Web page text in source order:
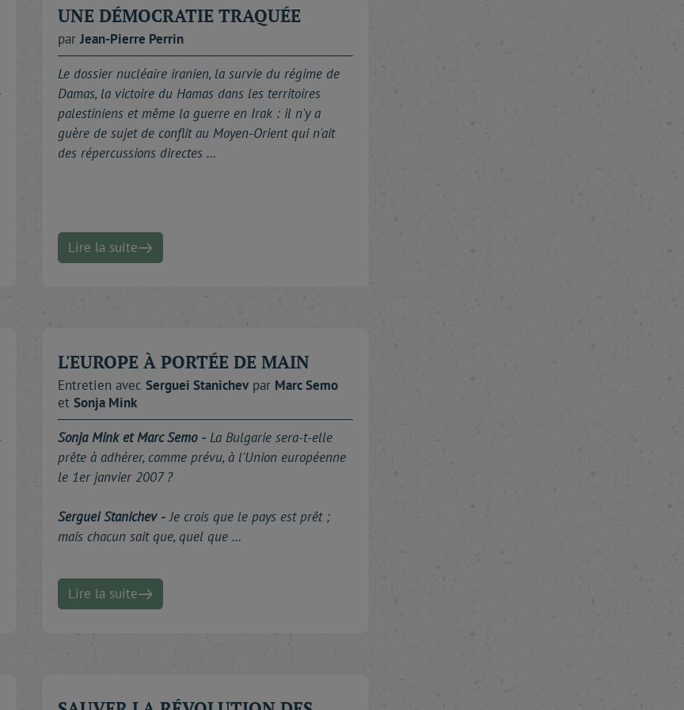
UNE DÉMOCRATIE TRAQUÉE
parJean-Pierre Perrin
Le dossier nucléaire iranien, la survie du régime de
Damas, la victoire du Hamas dans les territoires
palestiniens et même la guerre en Irak : il n'y a
guère de sujet de conflit au Moyen-Orient qui n'ait
des répercussions directes …
Lire la suite
L'EUROPE À PORTÉE DE MAIN
Entretien avec Serguei Stanichev par MarcSemo
et Sonja Mink
Sonja Mink et Marc Semo - La Bulgarie sera-t-elle
prête à adhérer, comme prévu, à l'Union européenne
le 1er janvier 2007 ?
Serguei Stanichev -Je crois que le pays est prêt ;
mais chacun sait que, quel que …
Lire la suite